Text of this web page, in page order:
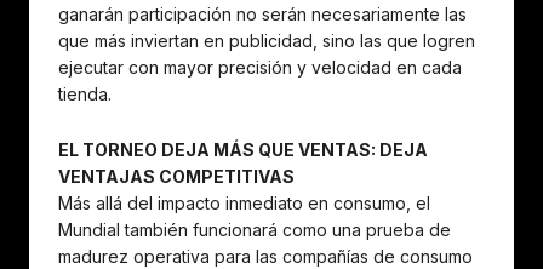
ganarán participación no serán necesariamente las
que más inviertan en publicidad, sino las que logren
ejecutar con mayor precisión y velocidad en cada
tienda.
EL TORNEO DEJA MÁS QUE VENTAS: DEJA
VENTAJAS COMPETITIVAS
Más allá del impacto inmediato en consumo, el
Mundial también funcionará como una prueba de
madurez operativa para las compañías de consumo